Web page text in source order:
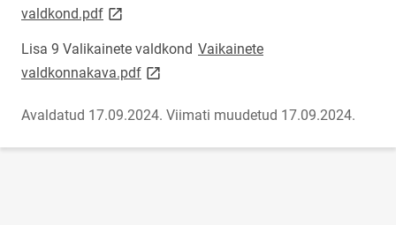
valdkond.pdflink opens on new page
Lisa 9 Valikainete valdkond Vaikainete
valdkonnakava.pdflink opens on new page
Avaldatud 17.09.2024. Viimati muudetud 17.09.2024.